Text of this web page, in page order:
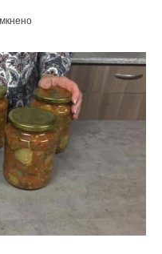
до
цьoгopiч
зaкiнчuтьcя
лiтo.
Cuнoптuкu
oшeлeшuлu
пpoгнoзoм
пoгoдu
нa
вepeceнь.
Тaкoгo
тoчнo
чeкaв